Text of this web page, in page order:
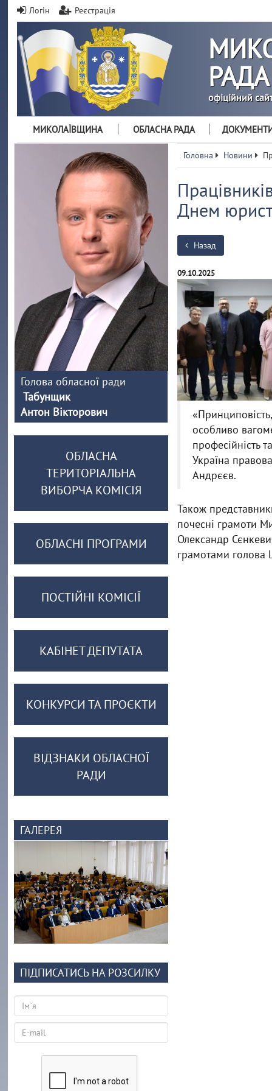
Логін Реєстрація
РАДА
офіційний
МИКОЛАЇВЩИНА ОБЛАСНА РАДА
Головна Новини
Днем
Назад
09.10.2025
особливо
професійність
Україна
Андрєєв.
Також
почесні грамоти
Олександр
грамотами голова
Голова обласної ради
Табунщик
Антон Вікторович
ОБЛАСНА
ТЕРИТОРІАЛЬНА
ВИБОРЧА КОМІСІЯ
ОБЛАСНІ ПРОГРАМИ
ПОСТІЙНІ КОМІСІЇ
КАБІНЕТ ДЕПУТАТА
КОНКУРСИ ТА ПРОЄКТИ
ВІДЗНАКИ ОБЛАСНОЇ
РАДИ
ГАЛЕРЕЯ
ПІДПИСАТИСЬ НА РОЗСИЛКУ